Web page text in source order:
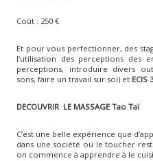
Coût : 250 €
Et pour vous perfectionner, des
l’utilisation des perceptions des
perceptions, introduire divers
sons, faire un travail sur soi) etECIS 3
DECOUVRIR LE MASSAGE Tao Taï
C’est une belle expérience que
dans une société où le toucher
on commence à apprendre à le